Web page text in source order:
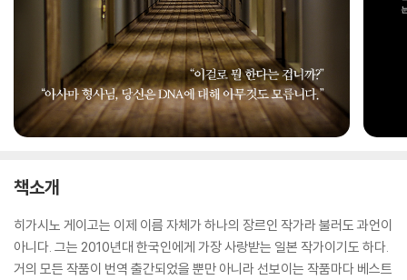
책소개
히가시노 게이고는 이제 이름 자체가 하나의 장르인 작가라 불러도 과언이
아니다. 그는 2010년대 한국인에게 가장 사랑받는 일본 작가이기도 하다.
거의 모든 작품이 번역 출간되었을 뿐만 아니라 선보이는 작품마다 베스트